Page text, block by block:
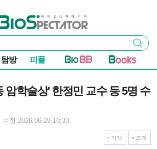
바이오스펙테이터
검색
탐방 피플
암학술상' 한정민 교수 등 5명 수
수정 2026-06-29 10:33
작게 크게